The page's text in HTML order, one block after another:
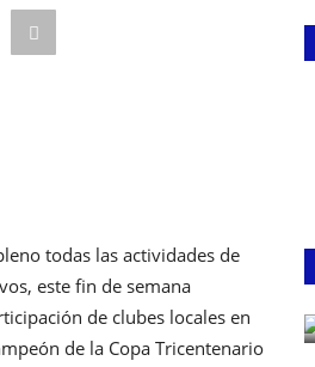
todas las actividades de
este fin de semana
de clubes locales en
de la Copa Tricentenario